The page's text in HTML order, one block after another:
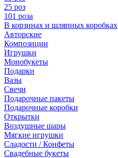
25 роз
101 роза
В корзинах и шляпных коробках
Авторские
Композиции
Игрушки
Монобукеты
Подарки
Вазы
Свечи
Подарочные пакеты
Подарочные коробки
Открытки
Воздушные шары
Мягкие игрушки
Сладости / Конфеты
Свадебные букеты